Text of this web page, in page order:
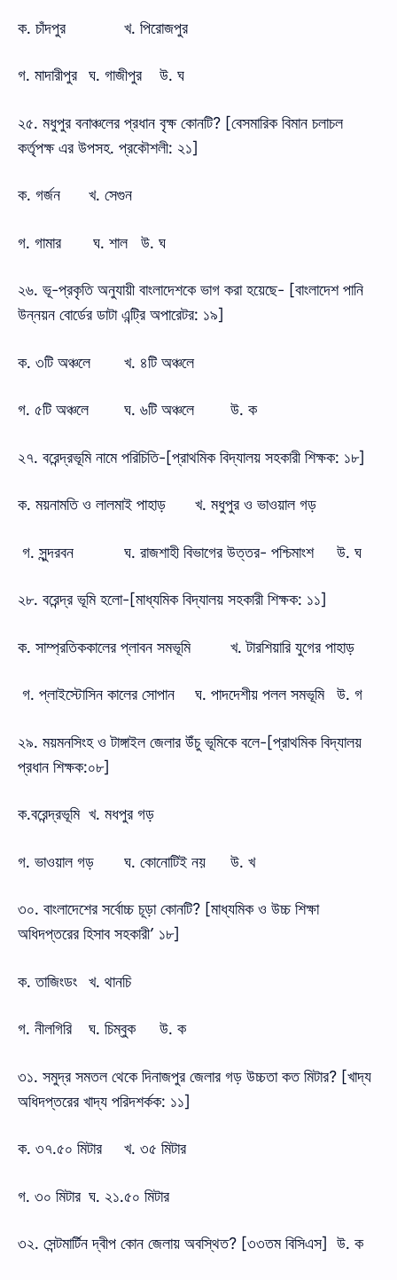
ক. চাঁদপুর খ. পিরোজপুর
গ. মাদারীপুর ঘ. গাজীপুর উ. ঘ
২৫. মধুপুর বনাঞ্চলের প্রধান বৃক্ষ কোনটি? [বেসমারিক বিমান চলাচল
কর্তৃপক্ষ এর উপসহ. প্রকৌশলী: ২১]
ক. গর্জন খ. সেগুন
গ. গামার ঘ. শাল উ. ঘ
২৬. ভূ-প্রকৃতি অনুযায়ী বাংলাদেশকে ভাগ করা হয়েছে- [বাংলাদেশ পানি
উন্নয়ন বোর্ডের ডাটা এন্ট্রি অপারেটর: ১৯]
ক. ৩টি অঞ্চলে খ. ৪টি অঞ্চলে
গ. ৫টি অঞ্চলে ঘ. ৬টি অঞ্চলে উ. ক
২৭. বরেন্দ্রভূমি নামে পরিচিতি-[প্রাথমিক বিদ্যালয় সহকারী শিক্ষক: ১৮]
ক. ময়নামতি ও লালমাই পাহাড় খ. মধুপুর ও ভাওয়াল গড়
গ. সুন্দরবন ঘ. রাজশাহী বিভাগের উত্তর- পশ্চিমাংশ উ. ঘ
২৮. বরেন্দ্র ভূমি হলো-[মাধ্যমিক বিদ্যালয় সহকারী শিক্ষক: ১১]
ক. সাম্প্রতিককালের প্লাবন সমভূমি খ. টারশিয়ারি যুগের পাহাড়
গ. প্লাইস্টোসিন কালের সোপান ঘ. পাদদেশীয় পলল সমভূমি উ. গ
২৯. ময়মনসিংহ ও টাঙ্গাইল জেলার উঁচু ভূমিকে বলে-[প্রাথমিক বিদ্যালয়
প্রধান শিক্ষক:০৮]
ক.বরেন্দ্রভূমি খ. মধপুর গড়
গ. ভাওয়াল গড় ঘ. কোনোটিই নয় উ. খ
৩০. বাংলাদেশের সর্বোচ্চ চূড়া কোনটি? [মাধ্যমিক ও উচ্চ শিক্ষা
অধিদপ্তরের হিসাব সহকারী’ ১৮]
ক. তাজিংডং খ. থানচি
গ. নীলগিরি ঘ. চিম্বুক উ. ক
৩১. সমুদ্র সমতল থেকে দিনাজপুর জেলার গড় উচ্চতা কত মিটার? [খাদ্য
অধিদপ্তরের খাদ্য পরিদশর্কক: ১১]
ক. ৩৭.৫০ মিটার খ. ৩৫ মিটার
গ. ৩০ মিটার ঘ. ২১.৫০ মিটার
৩২. সেন্টমার্টিন দ্বীপ কোন জেলায় অবস্থিত? [৩৩তম বিসিএস] উ. ক